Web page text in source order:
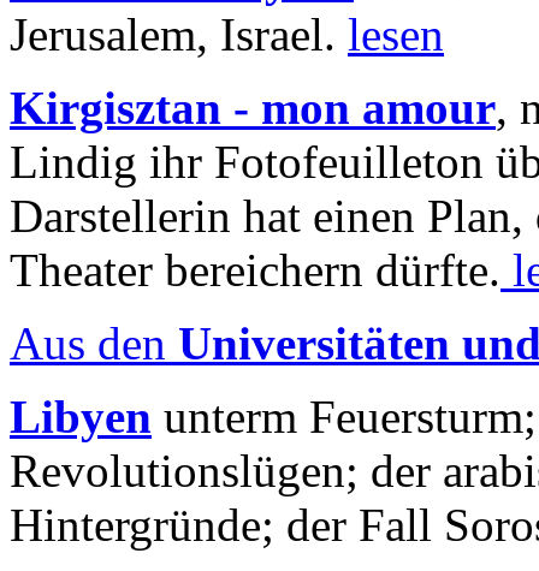
Jerusalem, Israel. lesen
Kirgisztan - mon amour,
Lindig ihr Fotofeuilleton
Darstellerin hat einen Plan,
Theater bereichern dürfte.
Aus den Universitäten
Libyen unterm
Revolutionslügen; der
Hintergründe; der Fall